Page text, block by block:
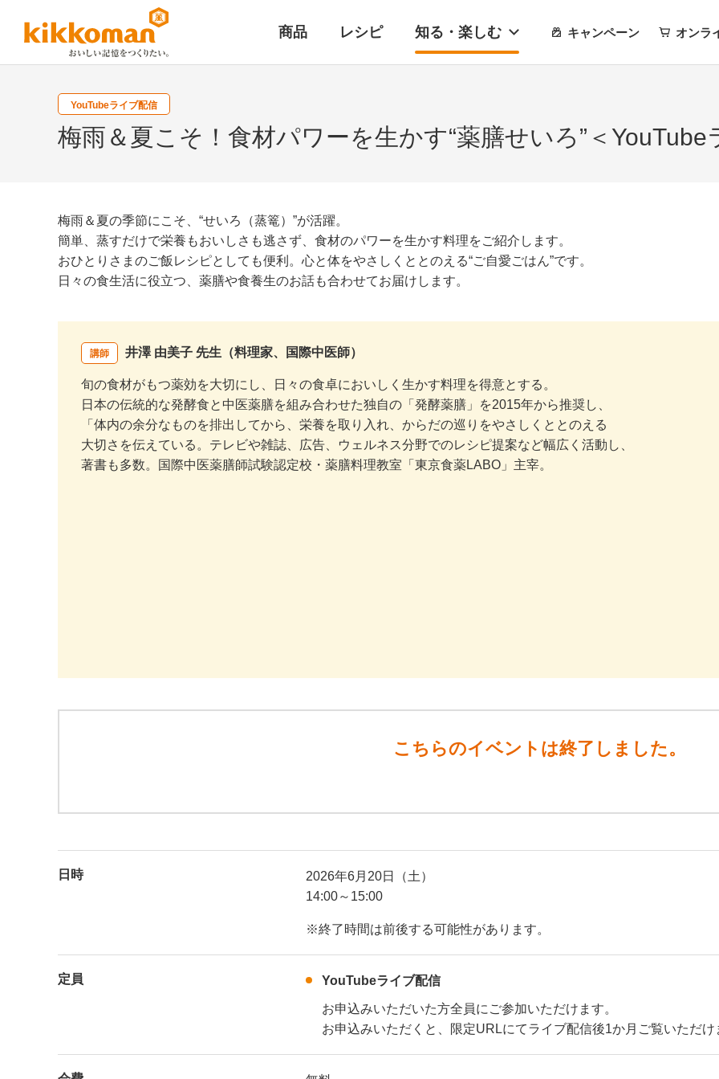
商品 レシピ 知る・楽しむ キャンペーン オンラ
YouTubeライブ配信
梅雨＆夏こそ！食材パワーを生かす“薬膳せいろ”＜YouTube
梅雨＆夏の季節にこそ、“せいろ（蒸篭）”が活躍。
簡単、蒸すだけで栄養もおいしさも逃さず、食材のパワーを生かす料理をご紹介します。
おひとりさまのご飯レシピとしても便利。心と体をやさしくととのえる“ご自愛ごはん”です。
日々の食生活に役立つ、薬膳や食養生のお話も合わせてお届けします。
講師 井澤 由美子 先生（料理家、国際中医師）
旬の食材がもつ薬効を大切にし、日々の食卓においしく生かす料理を得意とする。
日本の伝統的な発酵食と中医薬膳を組み合わせた独自の「発酵薬膳」を2015年から推奨し、
「体内の余分なものを排出してから、栄養を取り入れ、からだの巡りをやさしくととのえる
大切さを伝えている。テレビや雑誌、広告、ウェルネス分野でのレシピ提案など幅広く活動し、
著書も多数。国際中医薬膳師試験認定校・薬膳料理教室「東京食薬LABO」主宰。
こちらのイベントは終了しました。
日時
2026年6月20日（土）
14:00～15:00
※終了時間は前後する可能性があります。
定員 YouTubeライブ配信
お申込みいただいた方全員にご参加いただけます。
お申込みいただくと、限定URLにてライブ配信後1か月ご覧いただけ